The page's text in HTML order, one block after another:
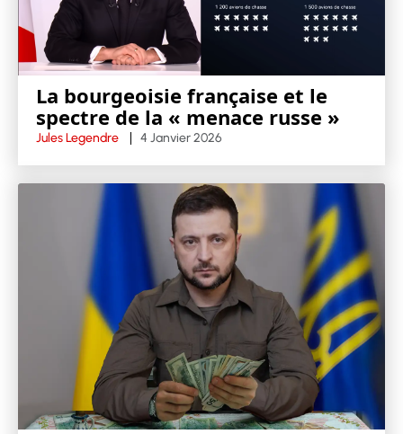
La bourgeoisie française et le
spectre de la « menace russe »
Jules Legendre 4 Janvier 2026